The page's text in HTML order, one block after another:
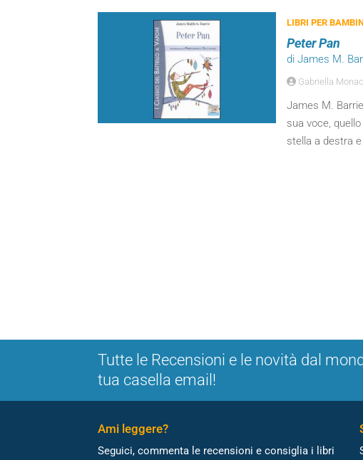
LIBRI PER
Peter Pan
di James M.
Gabriella
James M.
sua voce,
stella a destra
Tutte le Recensioni e le novità dal
tua casella email!
Ami leggere?
Seguici, commenta le recensioni e consiglia i libri